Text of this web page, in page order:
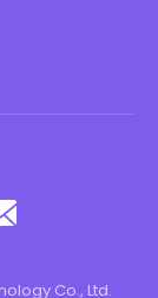
Co., Ltd.